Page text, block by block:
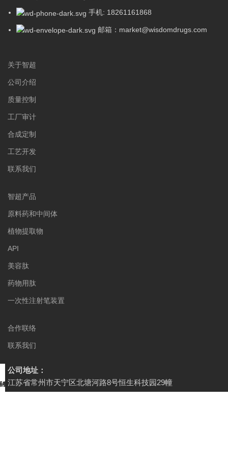
手机: 18261161868
邮箱：market@wisdomdrugs.com
关于智超
公司介绍
质量控制
工厂审计
合成定制
工艺开发
联系我们
智超产品
原料药和中间体
植物提取物
API
美容肽
药物用肽
一次性注射笔装置
合作联络
联系我们
公司地址：
江苏省常州市天宁区北塘河路8号恒生科技园29幢
中心
智超
我们